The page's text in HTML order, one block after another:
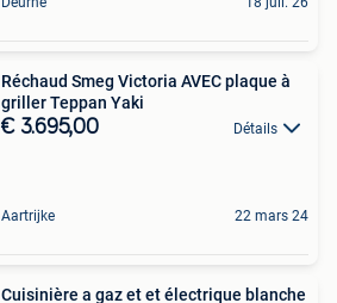
Réchaud Smeg Victoria AVEC plaque à
griller Teppan Yaki
€ 3.695,00 Détails
Aartrijke 22 mars 24
Cuisinière a gaz et et électrique blanche